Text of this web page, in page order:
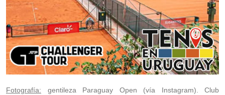
Fotografía: gentileza Paraguay Open (vía Instagram). Club